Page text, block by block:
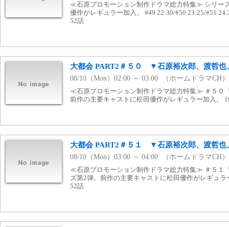
≪石原プロモーション制作ドラマ総力特集≫ シリー
優作がレギュラー加入。 #49 22:30/#50 23:25/#51
52話
大都会 PART2＃５０ ▼石原裕次郎、渡哲也
08/10（Mon）02:00 ～ 03:00 （ホームドラマCH）
≪石原プロモーション制作ドラマ総力特集≫ ＃５０
前作の主要キャストに松田優作がレギュラー加入
大都会 PART2＃５１ ▼石原裕次郎、渡哲也
08/10（Mon）03:00 ～ 04:00 （ホームドラマCH）
≪石原プロモーション制作ドラマ総力特集≫ ＃５１
ズ第2弾。前作の主要キャストに松田優作がレギュ
52話